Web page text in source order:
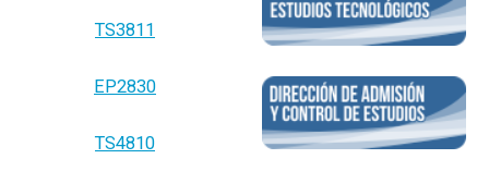
TS3811
EP2830
TS4810